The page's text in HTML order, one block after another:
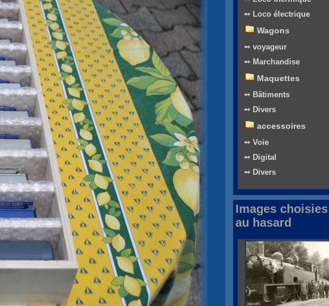
➻ Loco électrique
Wagons
➻ voyageur
➻ Marchandise
Maquettes
➻ Bâtiments
➻ Divers
accessoires
➻ Voie
➻ Digital
➻ Divers
Images choisies
au hasard